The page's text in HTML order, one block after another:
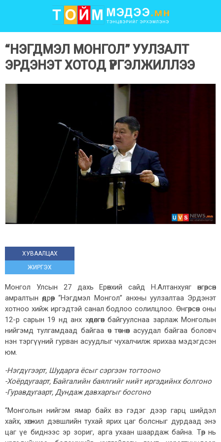
“НЭГДМЭЛ МОНГОЛ” УУЛЗАЛТ
ЭРДЭНЭТ ХОТОД ҮРГЭЛЖИЛЛЭЭ
ХУВААЛЦАХ
ЖИРГЭХ
Монгол Улсын 27 дахь Ерөнхий сайд Н.Алтанхуяг өнгөрсөн
амралтын өдрөөр “Нэгдмэл Монгол” анхны уулзалтаа Эрдэнэт
хотноо хийж иргэдтэй санал бодлоо солилцлоо. Өнгөрсөн оны
12-р сарын 19 нд анх хөдөлгөөн байгуулснаа зарлаж Монголын
нийгэмд тулгамдаад байгаа өч төчнөөн асуудал байгаа боловч
нэн тэргүүний гурван асуудлыг чухалчилж ярихаа мэдэгдсэн
юм.
-Нэгдүгээрт, Шударга ёсыг сэргээн тогтооно
-Хоёрдугаарт, Байгалийн баялгийг нийт иргэдийнх болгоно
-Гуравдугаарт, Дундаж давхаргыг босгоно
“Монголын нийгэм ямар байх вэ гэдэг дээр гарц шийдэл
хайх, хөгжил дэвшлийн тухай ярих цаг болсныг дурдаад энэ
цаг үе биднээс эр зориг, арга ухаан шаардаж байна. Төр нь